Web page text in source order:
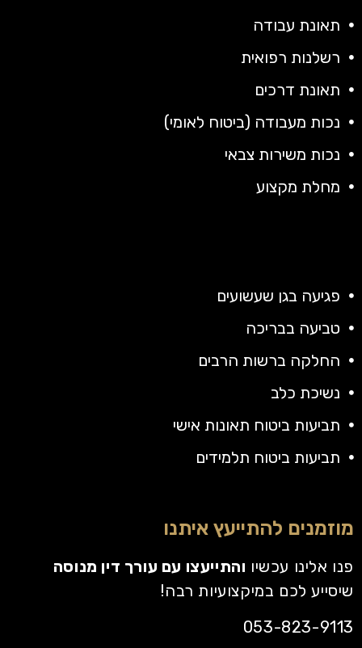
תאונת עבודה
רשלנות רפואית
תאונת דרכים
נכות מעבודה (ביטוח לאומי)
נכות משירות צבאי
מחלת מקצוע
פגיעה בגן שעשועים
טביעה בבריכה
החלקה ברשות הרבים
נשיכת כלב
תביעות ביטוח תאונות אישי
תביעות ביטוח תלמידים
מוזמנים להתייעץ איתנו
פנו אלינו עכשיו והתייעצו עם עורך דין מנוסה
שיסייע לכם במיקצועיות רבה!
053-823-9113